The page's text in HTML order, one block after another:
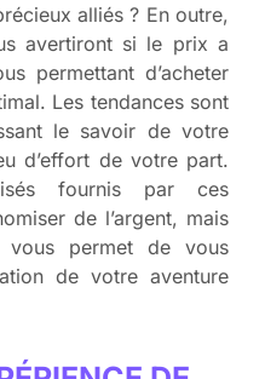
alliés ? En outre,
avertiront si le prix a
permettant d’acheter
Les tendances sont
le savoir de votre
d’effort de votre part.
fournis par ces
de l’argent, mais
permet de vous
de votre aventure